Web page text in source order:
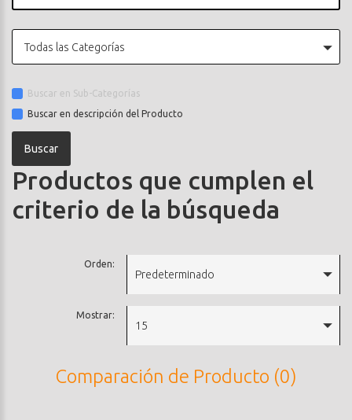
Todas las Categorías
Buscar en Sub-Categorías
Buscar en descripción del Producto
Productos que cumplen el
criterio de la búsqueda
Orden:
Predeterminado
Mostrar:
15
Comparación de Producto (0)